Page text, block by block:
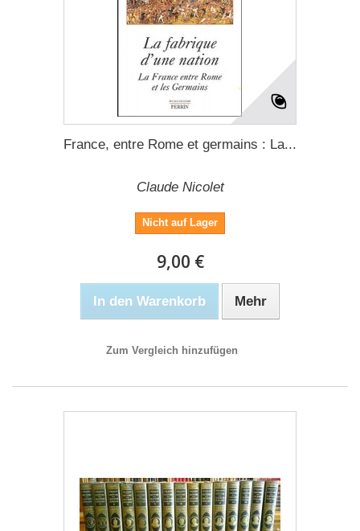
France, entre Rome et germains : La...
Claude Nicolet
Nicht auf Lager
9,00 €
In den Warenkorb Mehr
Zum Vergleich hinzufügen